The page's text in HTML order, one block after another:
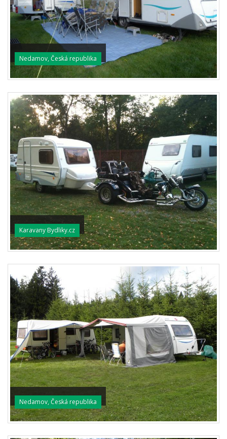
Nedamov, Česká republika
Karavany Bydliky.cz
Nedamov, Česká republika